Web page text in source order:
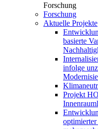
Forschung
Forschung
Aktuelle Projekte
basierte
infolge
Projekt